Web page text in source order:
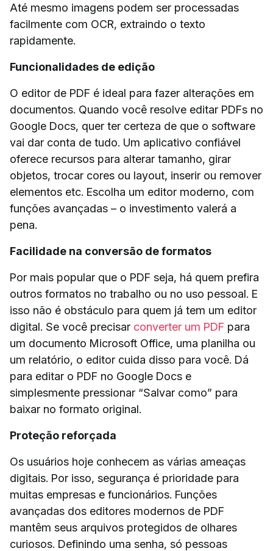
Até mesmo imagens podem ser processadas
facilmente com OCR, extraindo o texto
rapidamente.
Funcionalidades de edição
O editor de PDF é ideal para fazer alterações em
documentos. Quando você resolve editar PDFs no
Google Docs, quer ter certeza de que o software
vai dar conta de tudo. Um aplicativo confiável
oferece recursos para alterar tamanho, girar
objetos, trocar cores ou layout, inserir ou remover
elementos etc. Escolha um editor moderno, com
funções avançadas – o investimento valerá a
pena.
Facilidade na conversão de formatos
Por mais popular que o PDF seja, há quem prefira
outros formatos no trabalho ou no uso pessoal. E
isso não é obstáculo para quem já tem um editor
digital. Se você precisar converter um PDF para
um documento Microsoft Office, uma planilha ou
um relatório, o editor cuida disso para você. Dá
para editar o PDF no Google Docs e
simplesmente pressionar “Salvar como” para
baixar no formato original.
Proteção reforçada
Os usuários hoje conhecem as várias ameaças
digitais. Por isso, segurança é prioridade para
muitas empresas e funcionários. Funções
avançadas dos editores modernos de PDF
mantêm seus arquivos protegidos de olhares
curiosos. Definindo uma senha, só pessoas